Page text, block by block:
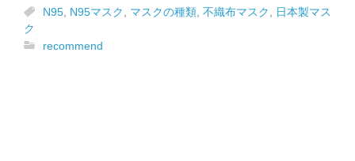
N95, N95マスク, マスクの種類, 不織布マスク, 日本製マス
ク
recommend